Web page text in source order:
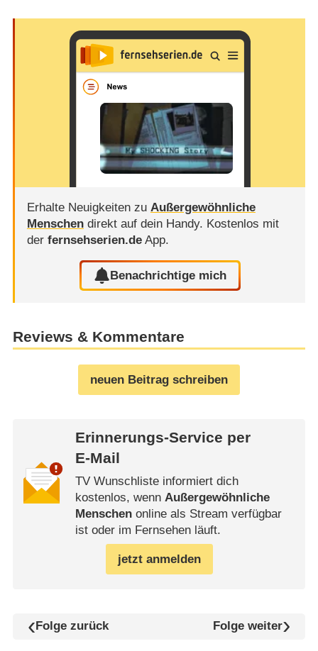
Erhalte Neuigkeiten zu Außergewöhnliche
Menschendirekt auf dein Handy. Kostenlos mit
der fernsehserien.deApp.
Benachrichtige mich
Reviews & Kommentare
neuen Beitrag schreiben
Erinnerungs-Service per
E-Mail
TV Wunschliste informiert dich
kostenlos, wenn Außergewöhnliche
Menschenonline als Stream verfügbar
ist oder im Fernsehen läuft.
jetzt anmelden
Folge zurück Folge weiter